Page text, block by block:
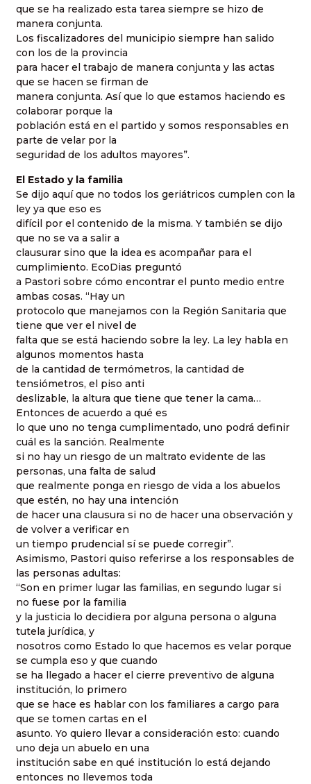
que se ha realizado esta tarea siempre se hizo de
manera conjunta.
Los fiscalizadores del municipio siempre han salido
con los de la provincia
para hacer el trabajo de manera conjunta y las actas
que se hacen se firman de
manera conjunta. Así que lo que estamos haciendo es
colaborar porque la
población está en el partido y somos responsables en
parte de velar por la
seguridad de los adultos mayores”.
El Estado y la familia
Se dijo aquí que no todos los geriátricos cumplen con la
ley ya que eso es
difícil por el contenido de la misma. Y también se dijo
que no se va a salir a
clausurar sino que la idea es acompañar para el
cumplimiento. EcoDias preguntó
a Pastori sobre cómo encontrar el punto medio entre
ambas cosas. “Hay un
protocolo que manejamos con la Región Sanitaria que
tiene que ver el nivel de
falta que se está haciendo sobre la ley. La ley habla en
algunos momentos hasta
de la cantidad de termómetros, la cantidad de
tensiómetros, el piso anti
deslizable, la altura que tiene que tener la cama…
Entonces de acuerdo a qué es
lo que uno no tenga cumplimentado, uno podrá definir
cuál es la sanción. Realmente
si no hay un riesgo de un maltrato evidente de las
personas, una falta de salud
que realmente ponga en riesgo de vida a los abuelos
que estén, no hay una intención
de hacer una clausura si no de hacer una observación y
de volver a verificar en
un tiempo prudencial sí se puede corregir”.
Asimismo, Pastori quiso referirse a los responsables de
las personas adultas:
“Son en primer lugar las familias, en segundo lugar si
no fuese por la familia
y la justicia lo decidiera por alguna persona o alguna
tutela jurídica, y
nosotros como Estado lo que hacemos es velar porque
se cumpla eso y que cuando
se ha llegado a hacer el cierre preventivo de alguna
institución, lo primero
que se hace es hablar con los familiares a cargo para
que se tomen cartas en el
asunto. Yo quiero llevar a consideración esto: cuando
uno deja un abuelo en una
institución sabe en qué institución lo está dejando
entonces no llevemos toda